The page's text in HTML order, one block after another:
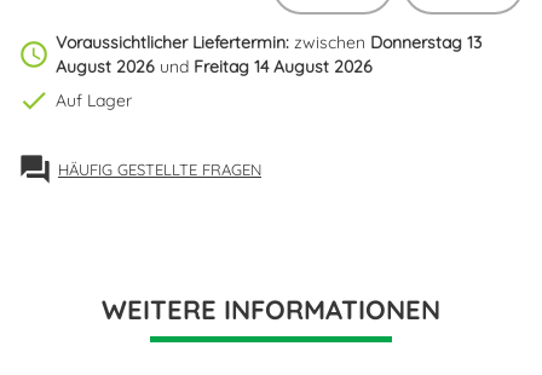
schedule Voraussichtlicher Liefertermin: zwischen Donnerstag 13
August 2026 und Freitag 14 August 2026
check Auf Lager
forum HÄUFIG GESTELLTE FRAGEN
WEITERE INFORMATIONEN